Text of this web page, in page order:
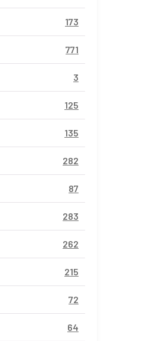
173
771
3
125
135
282
87
283
262
215
72
64